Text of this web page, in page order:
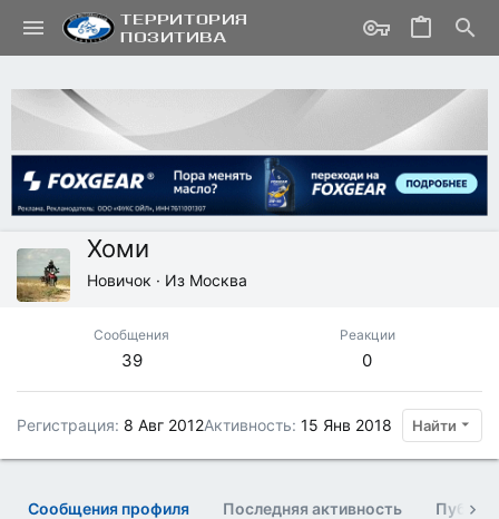
Хоми
Новичок · Из Москва
Сообщения
39
Реакции
0
Регистрация 8 Авг 2012Активность 15 Янв 2018 Найти
Сообщения профиля Последняя активность